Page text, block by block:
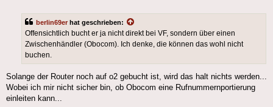
berlin69er hat geschrieben:
Offensichtlich bucht er ja nicht direkt bei VF, sondern über einen
Zwischenhändler (Obocom). Ich denke, die können das wohl nicht
buchen.
Solange der Router noch auf o2 gebucht ist, wird das halt nichts werden...
Wobei ich mir nicht sicher bin, ob Obocom eine Rufnummernportierung
einleiten kann...